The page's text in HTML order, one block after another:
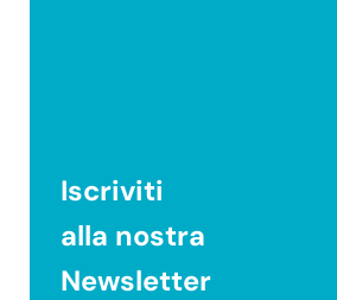
Iscriviti
alla nostra
Newsletter